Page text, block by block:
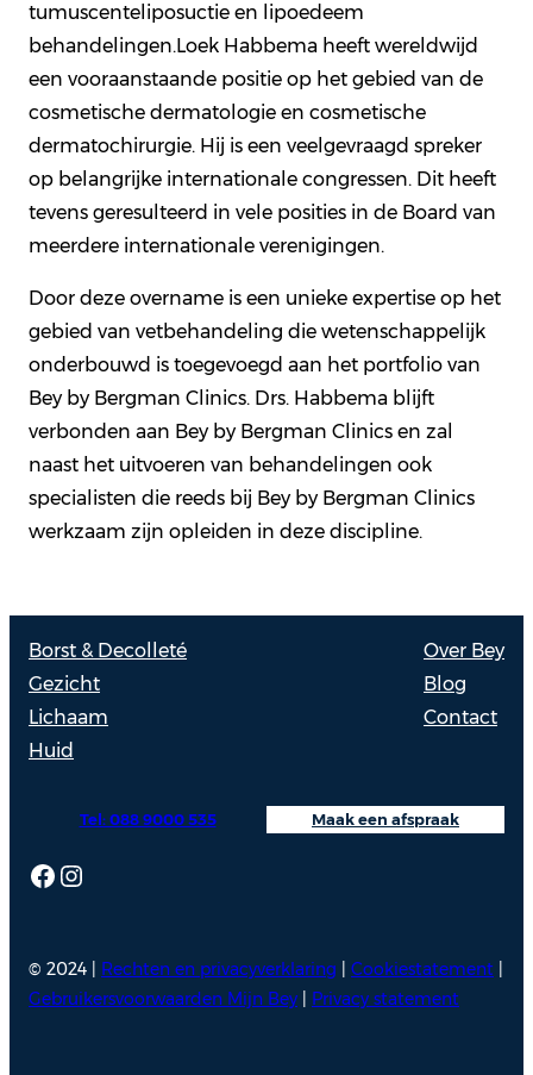
tumuscenteliposuctie en lipoedeem
behandelingen.Loek Habbema heeft wereldwijd
een vooraanstaande positie op het gebied van de
cosmetische dermatologie en cosmetische
dermatochirurgie. Hij is een veelgevraagd spreker
op belangrijke internationale congressen. Dit heeft
tevens geresulteerd in vele posities in de Board van
meerdere internationale verenigingen.
Door deze overname is een unieke expertise op het
gebied van vetbehandeling die wetenschappelijk
onderbouwd is toegevoegd aan het portfolio van
Bey by Bergman Clinics. Drs. Habbema blijft
verbonden aan Bey by Bergman Clinics en zal
naast het uitvoeren van behandelingen ook
specialisten die reeds bij Bey by Bergman Clinics
werkzaam zijn opleiden in deze discipline.
Borst & Decolleté
Gezicht
Lichaam
Huid
Over Bey
Blog
Contact
Facebook
Instagram
Maak een afspraak
Tel: 088 9000 535
© 2024 | Rechten en privacyverklaring Cookiestatement
Gebruikersvoorwaarden Mijn Bey
Privacy statement